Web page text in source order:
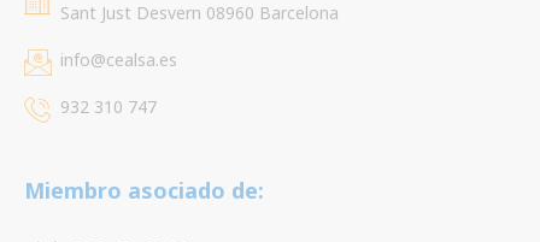
Sant Just Desvern 08960 Barcelona
info@cealsa.es
932 310 747
Miembro asociado de: